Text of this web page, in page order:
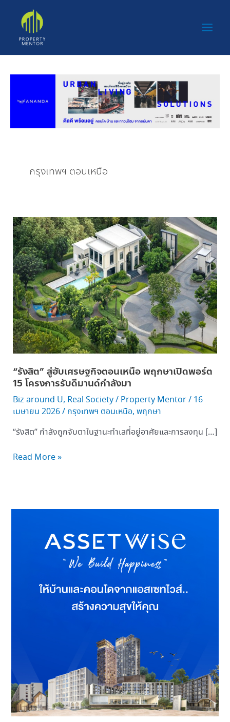
content
กรุงเทพฯ ตอนเหนือ
“รังสิต” สู่ฮับเศรษฐกิจตอนเหนือ พฤกษาเปิดพอร์ต
15 โครงการรับดีมานด์กำลังมา
Biz around U, Real Society/ Property Mentor/ 16
เมษายน 2026/ กรุงเทพฯ ตอนเหนือ, พฤกษา
“รังสิต” กำลังถูกจับตาในฐานะทำเลที่อยู่อาศัยและการลงทุน […]
“รังสิต”
สู่
ฮับ
เศรษฐกิจ
ตอน
เหนือ
พฤกษา
เปิด
พอร์ต
15
โครงการ
รับ
ดีมานด์
กำลัง
มา
Read More »